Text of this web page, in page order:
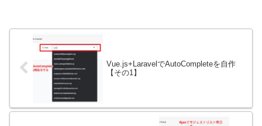
Vue.js+LaravelでAutoCompleteを自作
【その1】